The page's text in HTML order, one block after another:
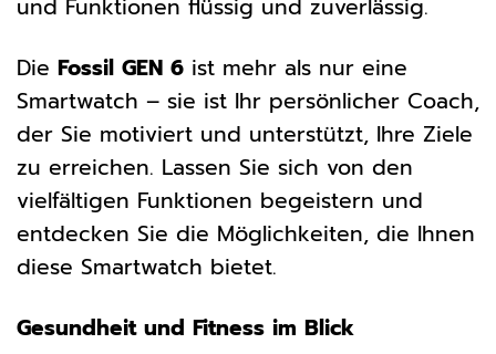
und Funktionen flüssig und zuverlässig.
Die Fossil GEN 6 ist mehr als nur eine
Smartwatch – sie ist Ihr persönlicher Coach,
der Sie motiviert und unterstützt, Ihre Ziele
zu erreichen. Lassen Sie sich von den
vielfältigen Funktionen begeistern und
entdecken Sie die Möglichkeiten, die Ihnen
diese Smartwatch bietet.
Gesundheit und Fitness im Blick